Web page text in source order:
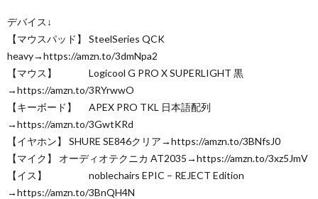
デバイス↓
【マウスパッド】 SteelSeries QCK
heavy→https://amzn.to/3dmNpa2
【マウス】 Logicool G PRO X SUPERLIGHT 黒
→https://amzn.to/3RYrwwO
【キーボード】 APEX PRO TKL 日本語配列
→https://amzn.to/3GwtKRd
【イヤホン】 SHURE SE846クリア→https://amzn.to/3BNfsJ0
【マイク】 オーディオテクニカ AT2035→https://amzn.to/3xz5JmV
【イス】 noblechairs EPIC – REJECT Edition
→https://amzn.to/3BnQH4N